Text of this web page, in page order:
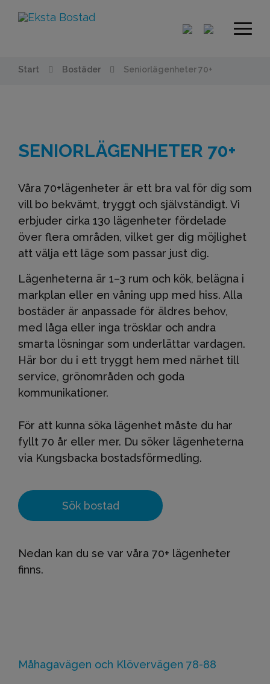
Start Bostäder Seniorlägenheter 70+
SENIORLÄGENHETER 70+
Våra 70+lägenheter är ett bra val för dig som
vill bo bekvämt, tryggt och självständigt. Vi
erbjuder cirka 130 lägenheter fördelade
över flera områden, vilket ger dig möjlighet
att välja ett läge som passar just dig.
Lägenheterna är 1–3 rum och kök, belägna i
markplan eller en våning upp med hiss. Alla
bostäder är anpassade för äldres behov,
med låga eller inga trösklar och andra
smarta lösningar som underlättar vardagen.
Här bor du i ett tryggt hem med närhet till
service, grönområden och goda
kommunikationer.
För att kunna söka lägenhet måste du har
fyllt 70 år eller mer. Du söker lägenheterna
via Kungsbacka bostadsförmedling.
Sök bostad
Nedan kan du se var våra 70+ lägenheter
finns.
Måhagavägen och Klövervägen 78-88